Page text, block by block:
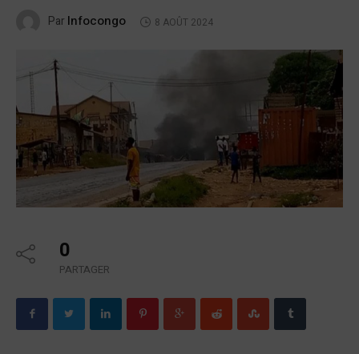
Par Infocongo 8 AOÛT 2024
0
PARTAGER